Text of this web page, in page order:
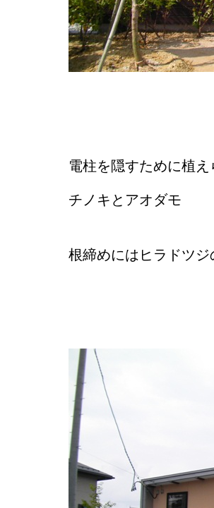
電柱を隠すために植
チノキとアオダモ
根締めにはヒラドツ